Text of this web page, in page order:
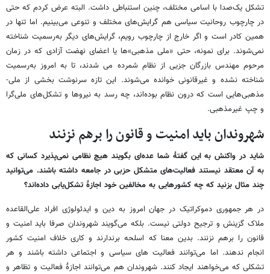
تشکل یک‌صدا با اسامی مختلف، چنین استنباطی داشت. البته عرض کردم که حتی
در چارچوب روحانیت سیاسی هم گرایش‌های مختلف و تنوعی می‌بینیم. اما تنها در
همین کادر است و اگر خارج از چارچوب رویم، گرایش‌های دیگر به‌رسمیت شناخته
نمی‌شوند. برای نمونه، حتی «ملی مذهبی»ها یا اعضای نهضت آزادی که در زمان
مرحوم مهندس بازرگان جزیی از نظام شمرده می شدند، تا به امروز به‌رسمیت
شناخته نشده و غیرقانونی خوانده می‌شوند. این تازه سرنوشت بخشی از ملی-
مذهبی‌هایی است که درون نظام بوده‌اند، چه رسد به نیروها و تشکل‌های ملی‌گرا
و چپ غیرمذهبی.
شهروندان باید امنیت و قانون را برهم نزنند
شاید در واکنش به این گفتهٔ شما عده‌ای بگویند هیچ نظامی نمی‌پذیرد کسانی که
به آن معتقد نیستند فعالیت‌های متشکل حزبی در جامعه داشته باشند. می‌توانید
چند مثال بزنید که چه کشورهایی به مخالفین خود اجازهٔ تشکل‌یابی داده‌اند؟
در هر جمهوری دموکراتیک در جهان امروز به دین و ایدئولوژی افراد علی‌القاعده
ملاک گزینش و ترجیح دولتی نیست. بلکه می‌گویند شهروندان صرفا باید امنیت و
قانون را برهم نزنند. بدین معنا که اسلحه برندارند و کاری خلاف امنیت کشور
انجام ندهند. اما می‌توانند فعالیت های سیاسی و اجتماعی داشته باشند و هر
تشکلی که می‌خواهند ایجاد کنند. شهروندان هم می‌توانند اجازهٔ فعالیت و تظاهر و